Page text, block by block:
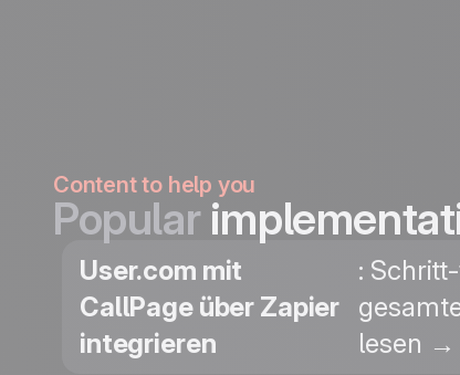
Content to help you
Popular
User.com mit
CallPage über Zapier
integrieren
:
lesen →